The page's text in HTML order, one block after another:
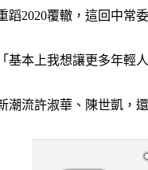
蹈2020覆轍，這回中常
基本上我想讓更多年輕
潮流許淑華、陳世凱，